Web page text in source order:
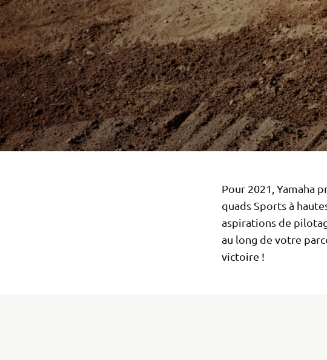
Pour 2021, Yamaha
quads Sports à
aspirations de
au long de votre
victoire !